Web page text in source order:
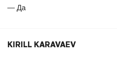
— Да
KIRILL KARAVAEV